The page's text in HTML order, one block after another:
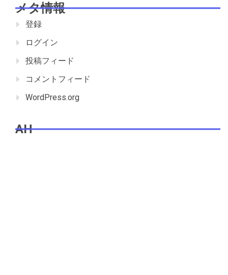
メタ情報
登録
ログイン
投稿フィード
コメントフィード
WordPress.org
AH